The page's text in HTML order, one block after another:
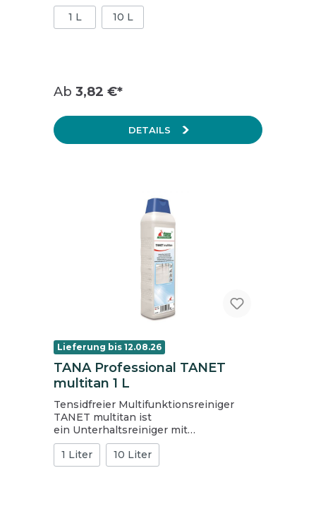
Nasswischen, schnelle Abtrocknung der
gereinigten Flächen, wirkt deodorierend
1 L 10 L
Ab 3,82 €*
DETAILS
Lieferung bis 12.08.26
TANA Professional TANET
multitan 1 L
Tensidfreier Multifunktionsreiniger
TANET multitan ist
ein Unterhaltsreiniger mit
hervorragender Reinigungskraft, der
schon in niedrigsten
Anwendungskonzentrationen
1 Liter 10 Liter